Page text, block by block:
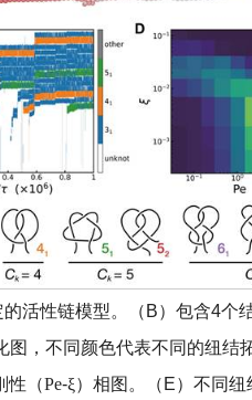
活性链模型。（B）包含4个
图，不同颜色代表不同的纽结
性（Ρe-ξ）相图。（E）不同